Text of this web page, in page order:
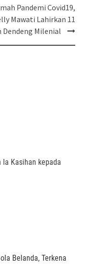
Pandemi Covid19,
Mawati Lahirkan 11
Dendeng Milenial
Kasihan kepada
Belanda, Terkena